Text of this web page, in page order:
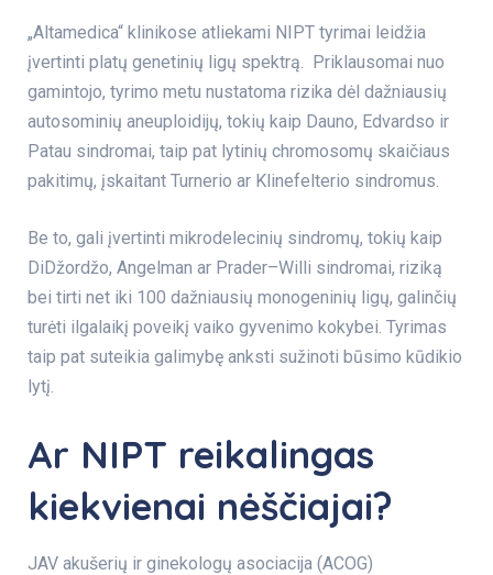
„Altamedica“ klinikose atliekami NIPT tyrimai leidžia
įvertinti platų genetinių ligų spektrą. Priklausomai nuo
gamintojo, tyrimo metu nustatoma rizika dėl dažniausių
autosominių aneuploidijų, tokių kaip Dauno, Edvardso ir
Patau sindromai, taip pat lytinių chromosomų skaičiaus
pakitimų, įskaitant Turnerio ar Klinefelterio sindromus.
Be to, gali įvertinti mikrodelecinių sindromų, tokių kaip
DiDžordžo, Angelman ar Prader–Willi sindromai, riziką
bei tirti net iki 100 dažniausių monogeninių ligų, galinčių
turėti ilgalaikį poveikį vaiko gyvenimo kokybei. Tyrimas
taip pat suteikia galimybę anksti sužinoti būsimo kūdikio
lytį.
Ar NIPT reikalingas
kiekvienai nėščiajai?
JAV akušerių ir ginekologų asociacija (ACOG)